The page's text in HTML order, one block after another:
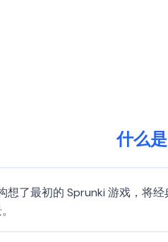
什么
了最初的 Sprunki 游戏，将